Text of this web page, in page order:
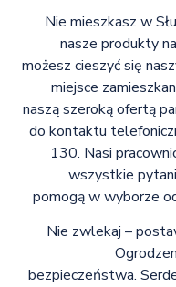
Nie mieszkasz w
nasze produkty
możesz cieszyć się
miejsce
naszą szeroką ofertą
do kontaktu
130. Nasi
wszystkie
pomogą w wyborze
Nie zwlekaj –
bezpieczeństwa.